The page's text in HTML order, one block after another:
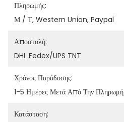
Πληρωμής:
Μ / Τ, Western Union, Paypal
Αποστολή:
DHL Fedex/UPS TNT
Χρόνος Παράδοσης:
1-5 Ημέρες Μετά Από Την Πληρωμή
Κατάσταση: